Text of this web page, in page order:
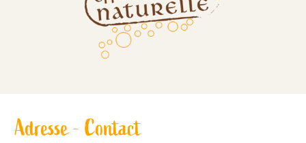
Adresse - Contact